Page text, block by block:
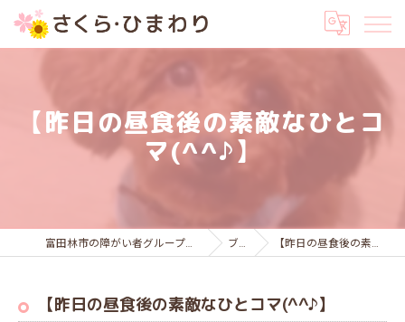
【昨日の昼食後の素敵なひとコ
マ(^^♪】
富田林市の障がい者グループホームはさくら・ひまわり ブログ 【昨日の昼食後の素敵なひとコマ(^^♪】
【昨日の昼食後の素敵なひとコマ(^^♪】